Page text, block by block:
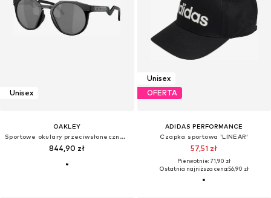
Unisex
OAKLEY
Sportowe okulary przeciwsłoneczne 'HSTN'
844,90 zł
Unisex
OFERTA
ADIDAS PERFORMANCE
Czapka sportowa 'LINEAR'
57,51 zł
Pierwotnie: 71,90 zł
Ostatnia najniższa cena:56,90 zł